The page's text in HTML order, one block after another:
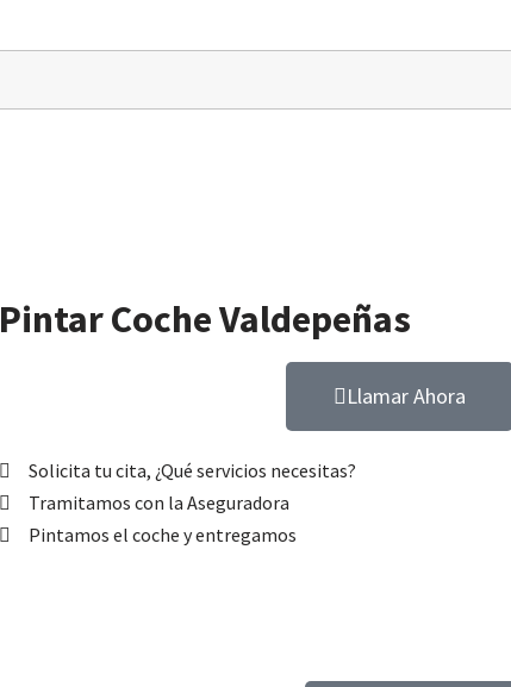
Pintar Coche Valdepeñas
Llamar Ahora
Solicita tu cita, ¿Qué servicios necesitas?
Tramitamos con la Aseguradora
Pintamos el coche y entregamos